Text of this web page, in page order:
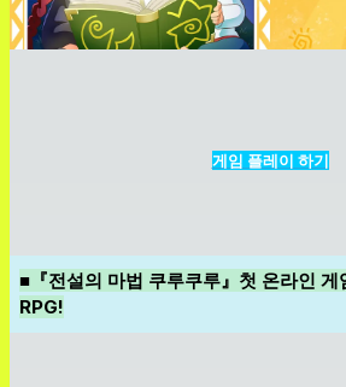
게임 플레이 하기
■『전설의 마법 쿠루쿠루』첫 온라인
RPG!